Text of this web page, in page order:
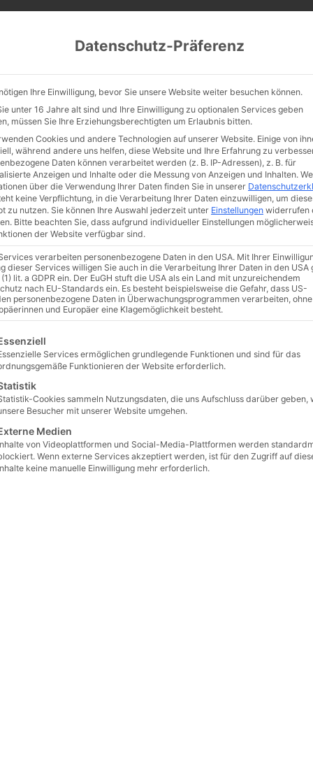
CATHWALK.DE
MESSE GLAUBE KULTUR FRÖMMIGKEIT
Neuer
Certamen und
Datenschutz-Präferenz
Ihre Einwilligung, bevor Sie unsere Website weiter besuchen können.
unter 16 Jahre alt sind und Ihre Einwilligung zu optionalen Services geben
müssen Sie Ihre Erziehungsberechtigten um Erlaubnis bitten.
Cookies und andere Technologien auf unserer Website. Einige von
während andere uns helfen, diese Website und Ihre Erfahrung zu
Daten können verarbeitet werden (z. B. IP-Adressen), z. B. für
Anzeigen und Inhalte oder die Messung von Anzeigen und Inhalten.
über die Verwendung Ihrer Daten finden Sie in unserer
keine Verpflichtung, in die Verarbeitung Ihrer Daten einzuwilligen, um
zu nutzen. Sie können Ihre Auswahl jederzeit unter Einstellungen widerrufen
Bitte beachten Sie, dass aufgrund individueller Einstellungen
der Website verfügbar sind.
verarbeiten personenbezogene Daten in den USA. Mit Ihrer
dieser Services willigen Sie auch in die Verarbeitung Ihrer Daten in den USA
lit. a GDPR ein. Der EuGH stuft die USA als ein Land mit unzureichendem
nach EU-Standards ein. Es besteht beispielsweise die Gefahr, dass US-
personenbezogene Daten in Überwachungsprogrammen verarbeiten,
und Europäer eine Klagemöglichkeit besteht.
eine Liste der Service-Gruppen, für die eine Einwilligung erteilt
Services ermöglichen grundlegende Funktionen und sind für das
Funktionieren der Website erforderlich.
Cookies sammeln Nutzungsdaten, die uns Aufschluss darüber geben,
Besucher mit unserer Website umgehen.
Medien
von Videoplattformen und Social-Media-Plattformen werden
Wenn externe Services akzeptiert werden, ist für den Zugriff auf
keine manuelle Einwilligung mehr erforderlich.